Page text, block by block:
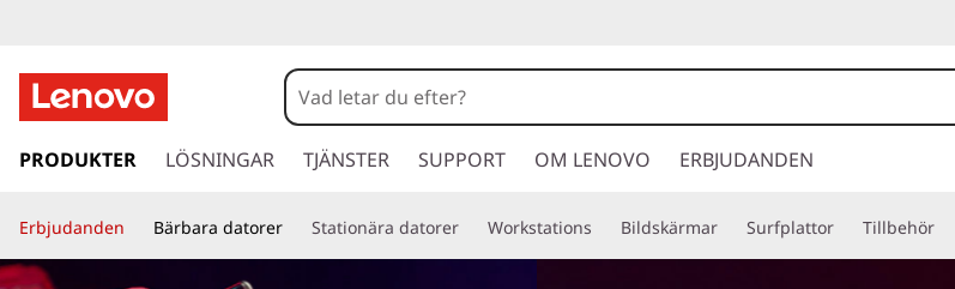
a
d
äo
a
v
PRODUKTER LÖSNINGAR TJÄNSTER SUPPORT OM LENOVO ERBJUDANDEN
Erbjudanden Bärbara datorer Stationära datorer Workstations Bildskärmar Surfplattor Tillbehör